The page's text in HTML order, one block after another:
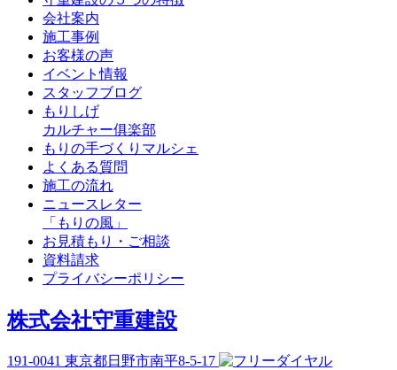
会社案内
施工事例
お客様の声
イベント情報
スタッフブログ
もりしげ
カルチャー俱楽部
もりの手づくりマルシェ
よくある質問
施工の流れ
ニュースレター
「もりの風」
お見積もり・ご相談
資料請求
プライバシーポリシー
株式会社守重建設
191-0041 東京都日野市南平8-5-17